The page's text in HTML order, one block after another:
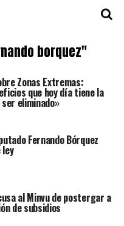
borquez"
Zonas Extremas:
que hoy día tiene la
eliminado»
Fernando Bórquez
al Minvu de postergar a
de subsidios